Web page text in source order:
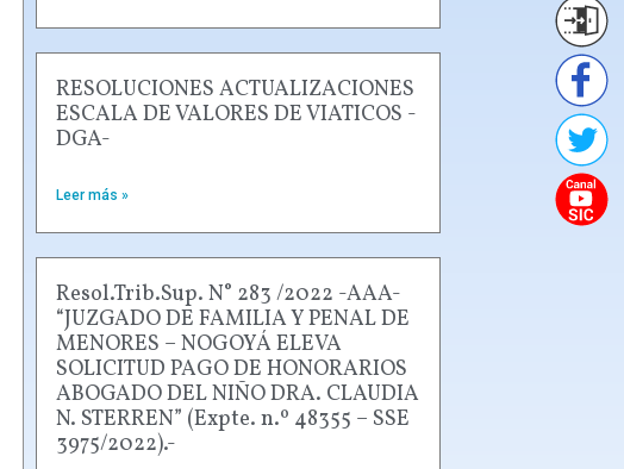
RESOLUCIONES ACTUALIZACIONES
ESCALA DE VALORES DE VIATICOS -
DGA-
Leer más »
Resol.Trib.Sup. N° 283 /2022 -AAA-
“JUZGADO DE FAMILIA Y PENAL DE
MENORES – NOGOYÁ ELEVA
SOLICITUD PAGO DE HONORARIOS
ABOGADO DEL NIÑO DRA. CLAUDIA
N. STERREN” (Expte. n.º 48355 – SSE
3975/2022).-